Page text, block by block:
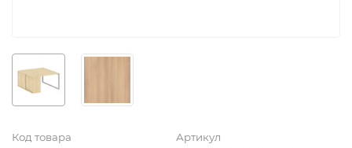
Код товара Артикул